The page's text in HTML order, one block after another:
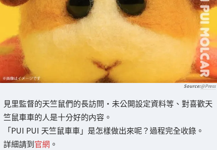
@Press
見里監督的天竺鼠們的長訪問・未公開設定資料等、對喜歡天
竺鼠車車的人是十分好的内容。
「PUI PUI 天竺鼠車車」是怎樣做出來呢？過程完全收錄。
詳細請到官網 。